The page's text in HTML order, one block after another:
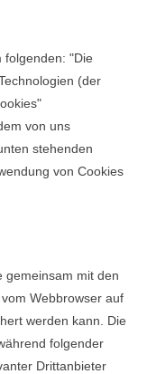
folgenden: "Die
(der
von uns
stehenden
von Cookies
gemeinsam mit den
Webbrowser auf
werden kann. Die
folgender
Drittanbieter